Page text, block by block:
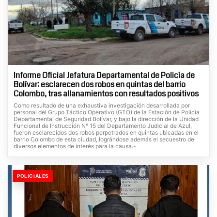
Informe Oficial Jefatura Departamental de Policía de
Bolívar: esclarecen dos robos en quintas del barrio
Colombo, tras allanamientos con resultados positivos
Como resultado de una exhaustiva investigación desarrollada por
personal del Grupo Táctico Operativo (GTO) de la Estación de Policía
Departamental de Seguridad Bolívar, y bajo la dirección de la Unidad
Funcional de Instrucción N° 15 del Departamento Judicial de Azul,
fueron esclarecidos dos robos perpetrados en quintas ubicadas en el
barrio Colombo de esta ciudad, lográndose además el secuestro de
diversos elementos de interés para la causa.-
POLICIALES